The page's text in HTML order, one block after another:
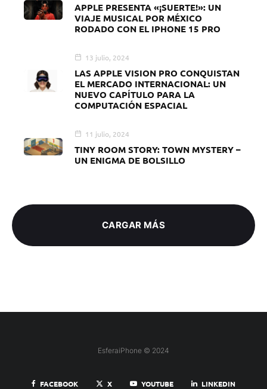
APPLE PRESENTA «¡SUERTE!»: UN
VIAJE MUSICAL POR MÉXICO
RODADO CON EL IPHONE 15 PRO
13 julio, 2024
LAS APPLE VISION PRO CONQUISTAN
EL MERCADO INTERNACIONAL: UN
NUEVO CAPÍTULO PARA LA
COMPUTACIÓN ESPACIAL
11 julio, 2024
TINY ROOM STORY: TOWN MYSTERY –
UN ENIGMA DE BOLSILLO
CARGAR MÁS
EsferaiPhone © 2024
FACEBOOK X YOUTUBE LINKEDIN